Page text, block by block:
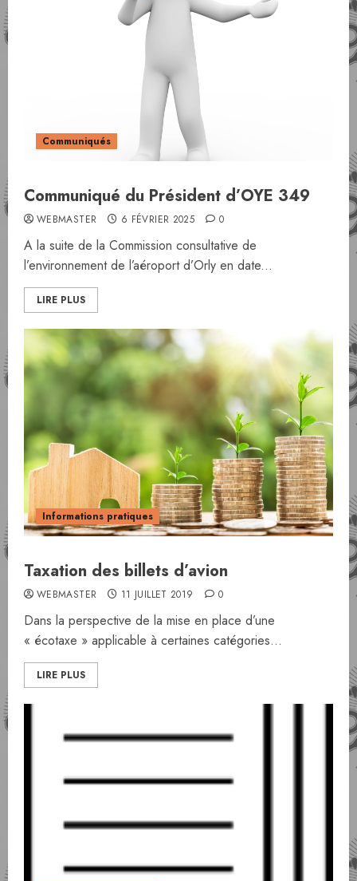
Communiqués
Communiqué du Président d’OYE 349
WEBMASTER 6 FÉVRIER 2025 0
A la suite de la Commission consultative de
l’environnement de l’aéroport d’Orly en date...
LIRE PLUS
Informations pratiques
Taxation des billets d’avion
WEBMASTER 11 JUILLET 2019 0
Dans la perspective de la mise en place d’une
« écotaxe » applicable à certaines catégories...
LIRE PLUS